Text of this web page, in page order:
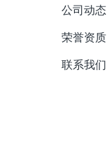
公司动态
荣誉资质
联系我们